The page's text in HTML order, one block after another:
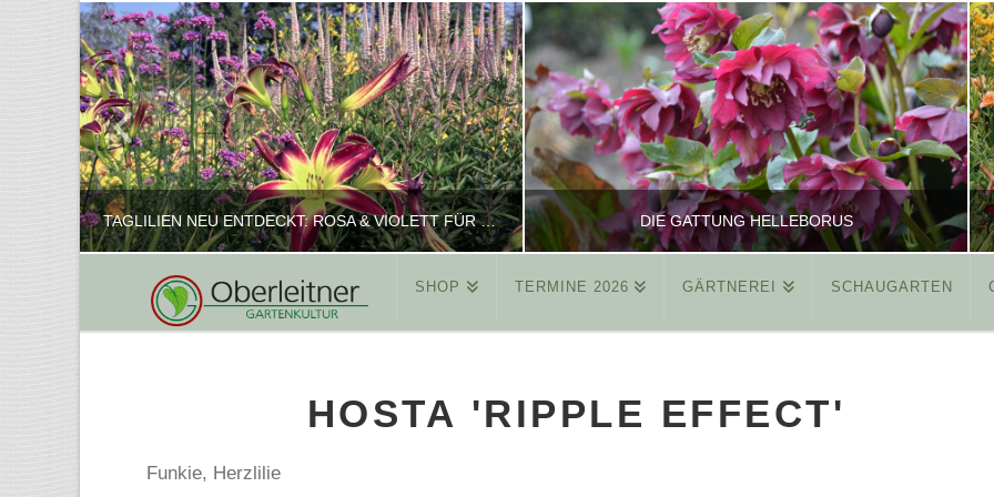
TAGLILIEN NEU ENTDECKT: ROSA & VIOLETT FÜR ROMANTISCHE PFLANZKOMBINATIONEN
REINHARD
FEBRUAR 16, 2025
DIE GATTUNG HELLEBORUS
REINHARD
MÄRZ 26, 2015
SHOP TERMINE 2026 GÄRTNEREI SCHAUGARTEN
HOSTA 'RIPPLE EFFECT'
Funkie, Herzlilie